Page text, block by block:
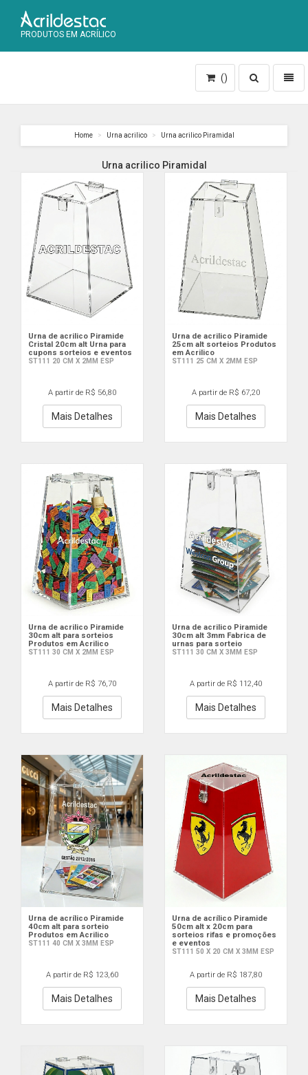
PRODUTOS EM ACRÍLICO
Toggle
search
()
Home Urna acrilico Urna acrilico Piramidal
Urna acrilico Piramidal
Urna de acrilico Piramide
Cristal 20cm alt Urna para
cupons sorteios e eventos
ST111 20 CM X 2MM ESP
A partir de R$ 56,80
Mais Detalhes
Urna de acrilico Piramide
25cm alt sorteios Produtos
em Acrilico
ST111 25 CM X 2MM ESP
A partir de R$ 67,20
Mais Detalhes
Urna de acrilico Piramide
30cm alt para sorteios
Produtos em Acrilico
ST111 30 CM X 2MM ESP
A partir de R$ 76,70
Mais Detalhes
Urna de acrilico Piramide
30cm alt 3mm Fabrica de
urnas para sorteio
ST111 30 CM X 3MM ESP
A partir de R$ 112,40
Mais Detalhes
Urna de acrílico Piramide
40cm alt para sorteio
Produtos em Acrilico
ST111 40 CM X 3MM ESP
A partir de R$ 123,60
Mais Detalhes
Urna de acrílico Piramide
50cm alt x 20cm para
sorteios rifas e promoções
e eventos
ST111 50 X 20 CM X 3MM ESP
A partir de R$ 187,80
Mais Detalhes